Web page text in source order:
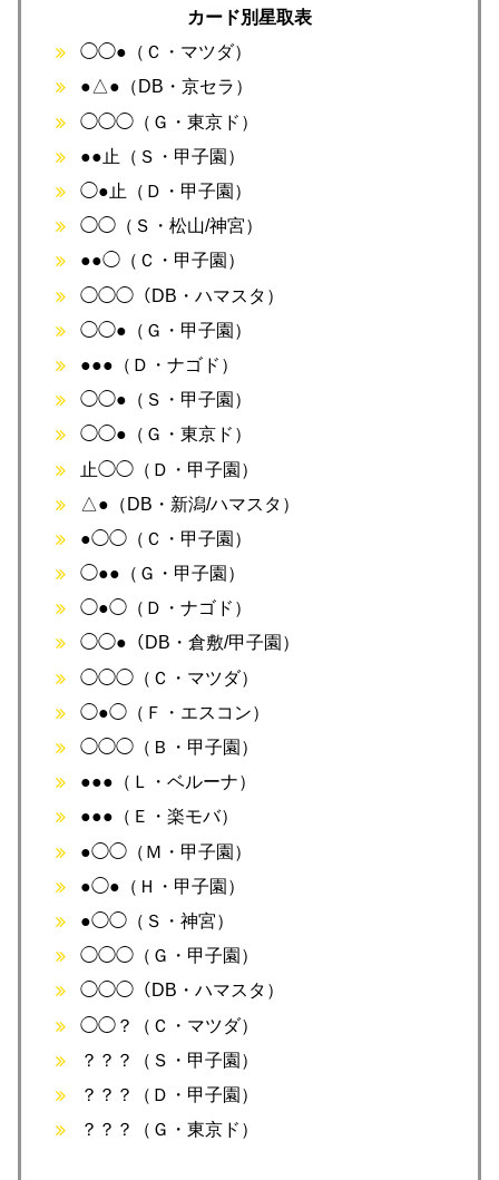
カード別星取表
◯◯●（Ｃ・マツダ）
●△●（DB・京セラ）
◯◯◯（Ｇ・東京ド）
●●止（Ｓ・甲子園）
◯●止（Ｄ・甲子園）
◯◯（Ｓ・松山/神宮）
●●◯（Ｃ・甲子園）
◯◯◯（DB・ハマスタ）
◯◯●（Ｇ・甲子園）
●●●（Ｄ・ナゴド）
◯◯●（Ｓ・甲子園）
◯◯●（Ｇ・東京ド）
止◯◯（Ｄ・甲子園）
△●（DB・新潟/ハマスタ）
●◯◯（Ｃ・甲子園）
◯●●（Ｇ・甲子園）
◯●◯（Ｄ・ナゴド）
◯◯●（DB・倉敷/甲子園）
◯◯◯（Ｃ・マツダ）
◯●◯（Ｆ・エスコン）
◯◯◯（Ｂ・甲子園）
●●●（Ｌ・ベルーナ）
●●●（Ｅ・楽モバ）
●◯◯（Ｍ・甲子園）
●◯●（Ｈ・甲子園）
●◯◯（Ｓ・神宮）
◯◯◯（Ｇ・甲子園）
◯◯◯（DB・ハマスタ）
◯◯？（Ｃ・マツダ）
？？？（Ｓ・甲子園）
？？？（Ｄ・甲子園）
？？？（Ｇ・東京ド）